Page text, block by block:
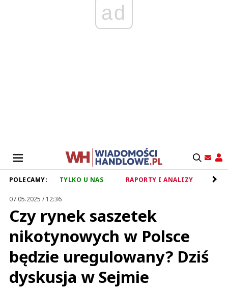
ad
POLECAMY: TYLKO U NAS RAPORTY I ANALIZY
07.05.2025 / 12:36
Czy rynek saszetek
nikotynowych w Polsce
będzie uregulowany? Dziś
dyskusja w Sejmie